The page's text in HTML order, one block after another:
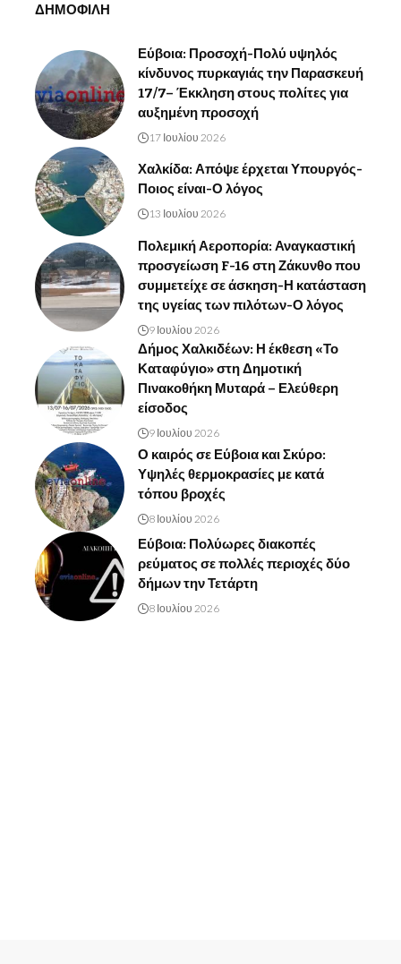
ΔΗΜΟΦΙΛΗ
Εύβοια: Προσοχή-Πολύ υψηλός
κίνδυνος πυρκαγιάς την Παρασκευή
17/7– Έκκληση στους πολίτες για
αυξημένη προσοχή
17 Ιουλίου 2026
Χαλκίδα: Απόψε έρχεται Υπουργός-
Ποιος είναι-Ο λόγος
13 Ιουλίου 2026
Πολεμική Αεροπορία: Αναγκαστική
προσγείωση F-16 στη Ζάκυνθο που
συμμετείχε σε άσκηση-Η κατάσταση
της υγείας των πιλότων-Ο λόγος
9 Ιουλίου 2026
Δήμος Χαλκιδέων: Η έκθεση «Το
Καταφύγιο» στη Δημοτική
Πινακοθήκη Μυταρά – Ελεύθερη
είσοδος
9 Ιουλίου 2026
Ο καιρός σε Εύβοια και Σκύρο:
Υψηλές θερμοκρασίες με κατά
τόπου βροχές
8 Ιουλίου 2026
Εύβοια: Πολύωρες διακοπές
ρεύματος σε πολλές περιοχές δύο
δήμων την Τετάρτη
8 Ιουλίου 2026